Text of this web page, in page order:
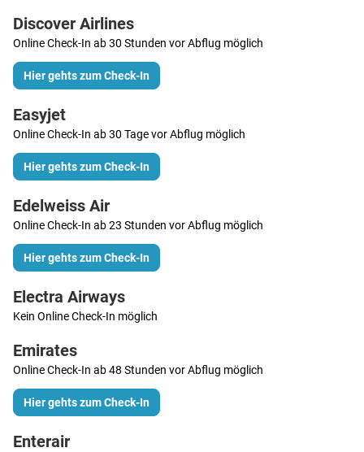
Discover Airlines
Online Check-In ab 30 Stunden vor Abflug möglich
Hier gehts zum Check-In
Easyjet
Online Check-In ab 30 Tage vor Abflug möglich
Hier gehts zum Check-In
Edelweiss Air
Online Check-In ab 23 Stunden vor Abflug möglich
Hier gehts zum Check-In
Electra Airways
Kein Online Check-In möglich
Emirates
Online Check-In ab 48 Stunden vor Abflug möglich
Hier gehts zum Check-In
Enterair